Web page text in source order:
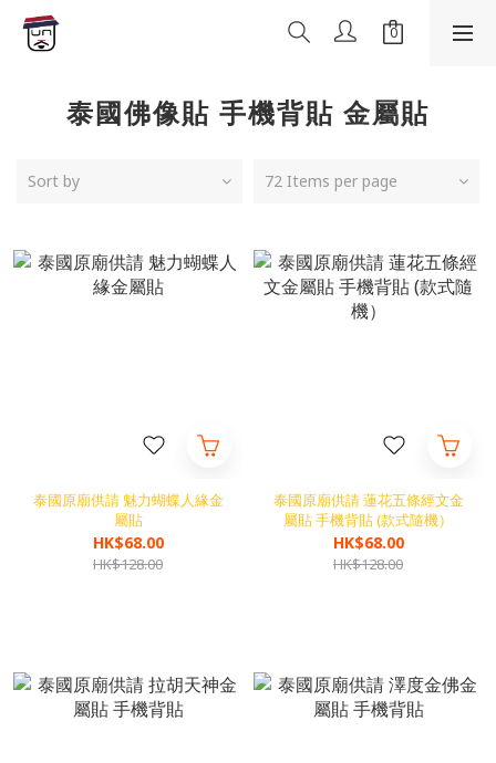
泰國佛像貼 手機背貼 金屬貼
Sort by 72 Items per page
泰國原廟供請 魅力蝴蝶人緣金
屬貼
HK$68.00
HK$128.00
泰國原廟供請 蓮花五條經文金
屬貼 手機背貼 (款式隨機）
HK$68.00
HK$128.00